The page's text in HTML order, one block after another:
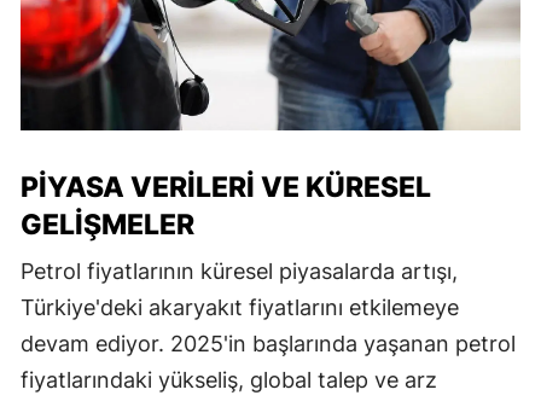
PIYASA VERILERI VE KÜRESEL
GELIŞMELER
Petrol fiyatlarının küresel piyasalarda artışı,
Türkiye'deki akaryakıt fiyatlarını etkilemeye
devam ediyor. 2025'in başlarında yaşanan petrol
fiyatlarındaki yükseliş, global talep ve arz